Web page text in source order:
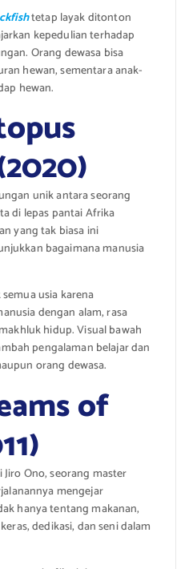
tetap layak ditonton
kepedulian terhadap
Orang dewasa bisa
hewan, sementara anak-
hewan.
unik antara seorang
di lepas pantai Afrika
yang tak biasa ini
bagaimana manusia
usia karena
dengan alam, rasa
hidup. Visual bawah
pengalaman belajar dan
orang dewasa.
of
Ono, seorang master
mengejar
hanya tentang makanan,
dedikasi, dan seni dalam